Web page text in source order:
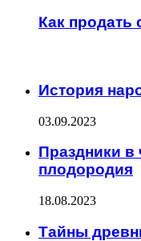
Как продать
История
03.09.2023
Праздники в
плодородия
18.08.2023
Тайны